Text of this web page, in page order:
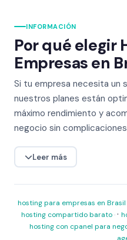
INFORMACIÓN
Por qué elegir
Empresas en
Si tu empresa necesita un
nuestros planes están
máximo rendimiento y
negocio sin
Leer más
hosting para empresas en Brasil
hosting compartido barato ·
hosting con cpanel para